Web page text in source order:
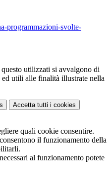
programmazioni-svolte-
utilizzati si avvalgono di
utili alle finalità illustrate nella
Accetta tutti i cookies
quali cookie consentire.
il funzionamento della
al funzionamento potete